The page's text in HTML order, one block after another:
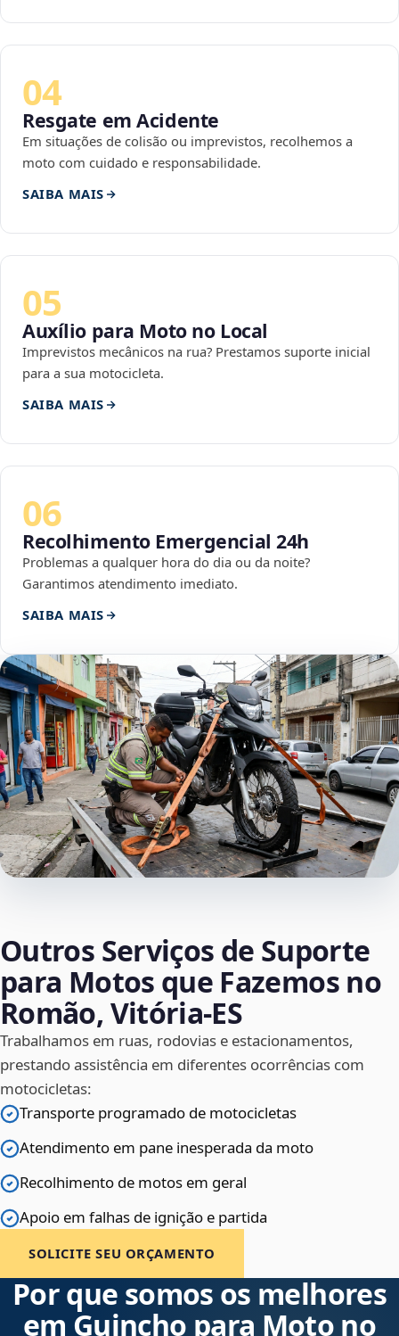
04
Resgate em Acidente
Em situações de colisão ou imprevistos, recolhemos a
moto com cuidado e responsabilidade.
SAIBA MAIS
05
Auxílio para Moto no Local
Imprevistos mecânicos na rua? Prestamos suporte inicial
para a sua motocicleta.
SAIBA MAIS
06
Recolhimento Emergencial 24h
Problemas a qualquer hora do dia ou da noite?
Garantimos atendimento imediato.
SAIBA MAIS
Outros Serviços de Suporte
para Motos que Fazemos no
Romão, Vitória‑ES
Trabalhamos em ruas, rodovias e estacionamentos,
prestando assistência em diferentes ocorrências com
motocicletas:
Transporte programado de motocicletas
Atendimento em pane inesperada da moto
Recolhimento de motos em geral
Apoio em falhas de ignição e partida
SOLICITE SEU ORÇAMENTO
Por que somos os melhores
em Guincho para Moto no